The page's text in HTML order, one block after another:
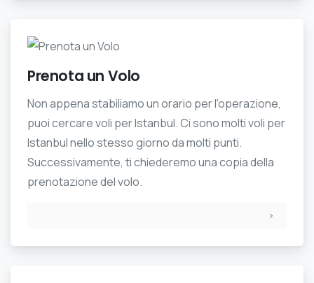
Prenota un Volo
Non appena stabiliamo un orario per l'operazione,
puoi cercare voli per Istanbul. Ci sono molti voli per
Istanbul nello stesso giorno da molti punti.
Successivamente, ti chiederemo una copia della
prenotazione del volo.